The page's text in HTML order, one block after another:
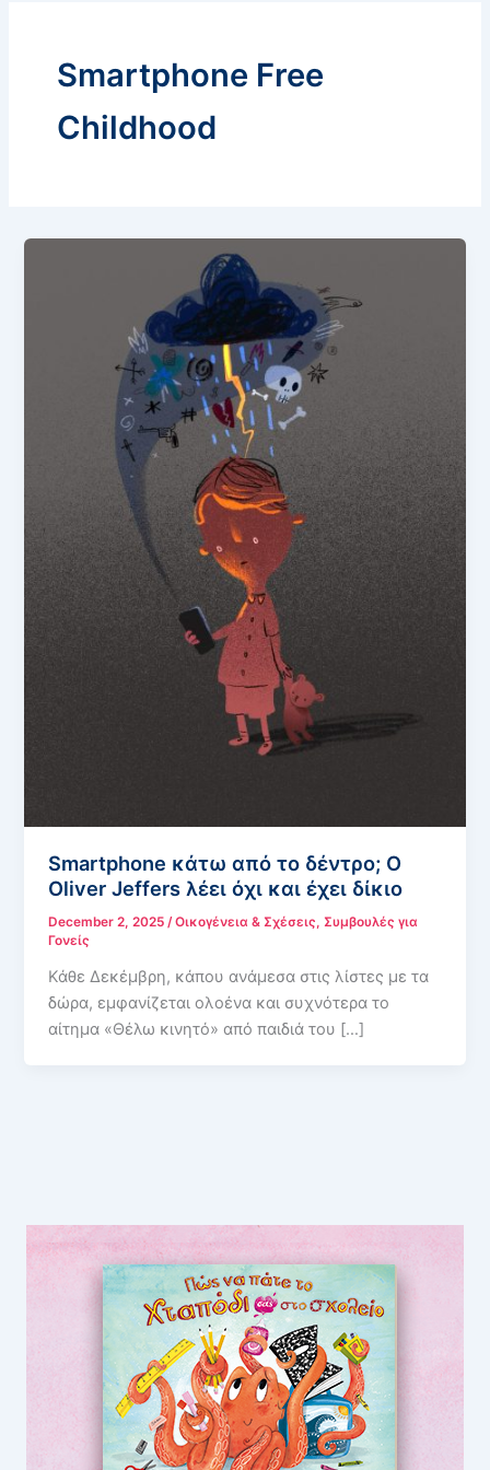
Smartphone Free
Childhood
Smartphone κάτω από το δέντρο; Ο
Oliver Jeffers λέει όχι και έχει δίκιο
December 2, 2025 /Οικογένεια & Σχέσεις, Συμβουλές για
Γονείς
Κάθε Δεκέμβρη, κάπου ανάμεσα στις λίστες με τα
δώρα, εμφανίζεται ολοένα και συχνότερα το
αίτημα «Θέλω κινητό» από παιδιά του […]